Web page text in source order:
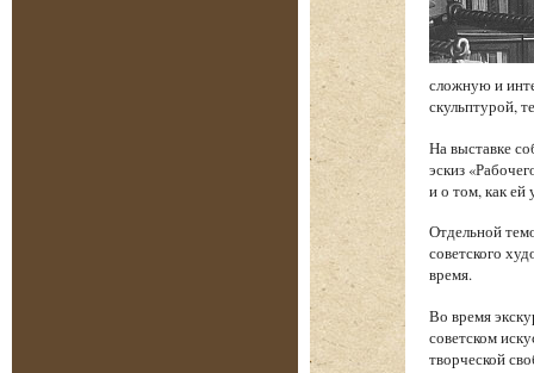
сложную и
скульптурой,
На выставке
эскиз
и о том, как ей
Отдельной
советского
время.
Во время
советском
творческой